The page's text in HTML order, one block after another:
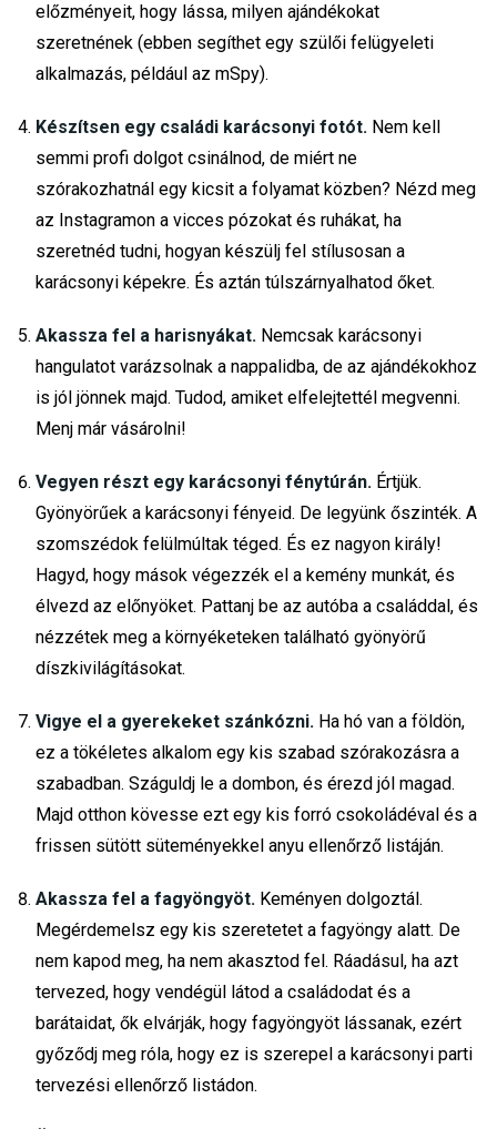
előzményeit, hogy lássa, milyen ajándékokat
szeretnének (ebben segíthet egy szülői felügyeleti
alkalmazás, például az mSpy).
Készítsen egy családi karácsonyi fotót. Nem kell
semmi profi dolgot csinálnod, de miért ne
szórakozhatnál egy kicsit a folyamat közben? Nézd meg
az Instagramon a vicces pózokat és ruhákat, ha
szeretnéd tudni, hogyan készülj fel stílusosan a
karácsonyi képekre. És aztán túlszárnyalhatod őket.
Akassza fel a harisnyákat. Nemcsak karácsonyi
hangulatot varázsolnak a nappalidba, de az ajándékokhoz
is jól jönnek majd. Tudod, amiket elfelejtettél megvenni.
Menj már vásárolni!
Vegyen részt egy karácsonyi fénytúrán. Értjük.
Gyönyörűek a karácsonyi fényeid. De legyünk őszinték. A
szomszédok felülmúltak téged. És ez nagyon király!
Hagyd, hogy mások végezzék el a kemény munkát, és
élvezd az előnyöket. Pattanj be az autóba a családdal, és
nézzétek meg a környéketeken található gyönyörű
díszkivilágításokat.
Vigye el a gyerekeket szánkózni. Ha hó van a földön,
ez a tökéletes alkalom egy kis szabad szórakozásra a
szabadban. Száguldj le a dombon, és érezd jól magad.
Majd otthon kövesse ezt egy kis forró csokoládéval és a
frissen sütött süteményekkel anyu ellenőrző listáján.
Akassza fel a fagyöngyöt. Keményen dolgoztál.
Megérdemelsz egy kis szeretetet a fagyöngy alatt. De
nem kapod meg, ha nem akasztod fel. Ráadásul, ha azt
tervezed, hogy vendégül látod a családodat és a
barátaidat, ők elvárják, hogy fagyöngyöt lássanak, ezért
győződj meg róla, hogy ez is szerepel a karácsonyi parti
tervezési ellenőrző listádon.